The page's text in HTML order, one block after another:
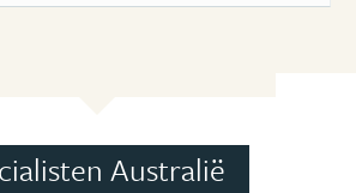
Australië